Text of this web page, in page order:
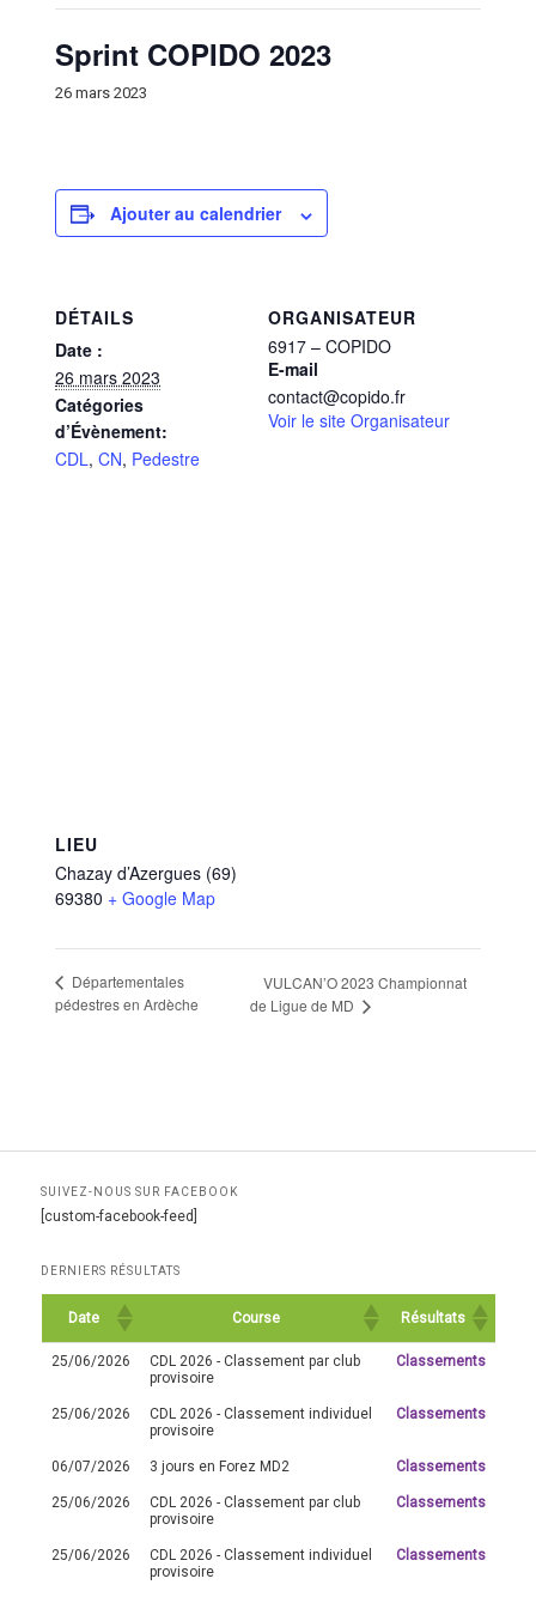
Sprint COPIDO 2023
26 mars 2023
Ajouter au calendrier
DÉTAILS
Date :
26 mars 2023
Catégories
d’Évènement:
CDL, CN, Pedestre
ORGANISATEUR
6917 – COPIDO
E-mail
contact@copido.fr
Voir le site Organisateur
LIEU
Chazay d’Azergues (69)
69380 + Google Map
Départementales
pédestres en Ardèche
VULCAN’O 2023 Championnat
de Ligue de MD
SUIVEZ-NOUS SUR FACEBOOK
[custom-facebook-feed]
DERNIERS RÉSULTATS
Date Course Résultats
25/06/2026
CDL 2026 - Classement par club
provisoire
Classements
25/06/2026
CDL 2026 - Classement individuel
provisoire
Classements
06/07/2026 3 jours en Forez MD2 Classements
25/06/2026
CDL 2026 - Classement par club
provisoire
Classements
25/06/2026
CDL 2026 - Classement individuel
provisoire
Classements